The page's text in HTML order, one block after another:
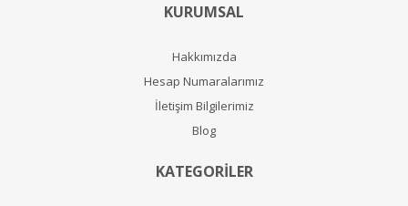
KURUMSAL
Hakkımızda
Hesap Numaralarımız
İletişim Bilgilerimiz
Blog
KATEGORİLER